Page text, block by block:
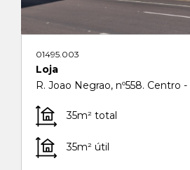
01495.003
Loja
R. Joao Negrao, nº558. Centro
35m² total
35m² útil